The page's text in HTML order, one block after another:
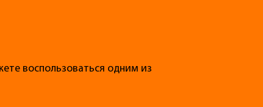
воспользоваться одним из